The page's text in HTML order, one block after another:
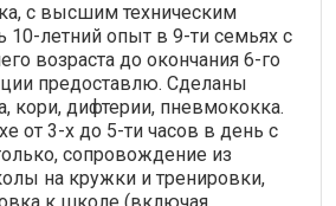
с высшим техническим
10-летний опыт в 9-ти семьях с
возраста до окончания 6-го
предоставлю. Сделаны
кори, дифтерии, пневмококка.
от 3-х до 5-ти часов в день с
сопровождение из
на кружки и тренировки,